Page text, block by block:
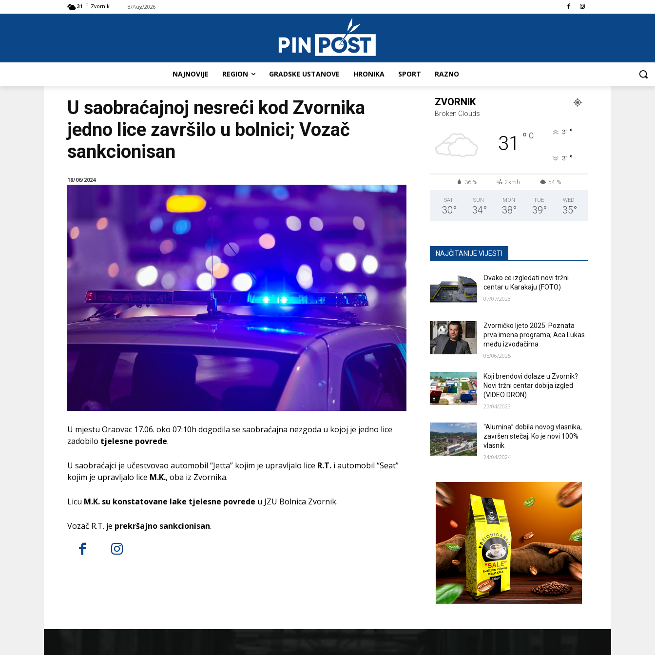
31 C Zvornik 8/Aug/2026
NAJNOVIJE REGION GRADSKE USTANOVE HRONIKA SPORT RAZNO
U saobraćajnoj nesreći kod Zvornika
jedno lice završilo u bolnici; Vozač
sankcionisan
18/06/2024
U mjestu Oraovac 17.06. oko 07:10h dogodila se saobraćajna nezgoda u kojoj je jedno lice
zadobilo tjelesne povrede.
U saobraćajci je učestvovao automobil “Jetta” kojim je upravljalo lice R.T. i automobil “Seat”
kojim je upravljalo lice M.K., oba iz Zvornika.
Licu M.K. su konstatovane lake tjelesne povrede u JZU Bolnica Zvornik.
Vozač R.T. je prekršajno sankcionisan.
ZVORNIK
Broken Clouds
31 ° C 31 °
31 °
36 % 2kmh 54 %
SAT
30°
SUN
34°
MON
38°
TUE
39°
WED
35°
NAJČITANIJE VIJESTI
Ovako ce izgledati novi tržni
centar u Karakaju (FOTO)
07/07/2023
Zvorničko ljeto 2025: Poznata
prva imena programa; Aca Lukas
među izvođačima
05/06/2025
Koji brendovi dolaze u Zvornik?
Novi tržni centar dobija izgled
(VIDEO DRON)
27/04/2023
“Alumina” dobila novog vlasnika,
završen stečaj; Ko je novi 100%
vlasnik
24/04/2024